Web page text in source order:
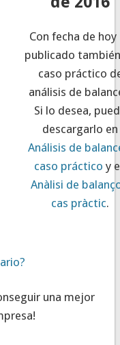
Con fecha de hoy
publicado
caso práctico
análisis de
Si lo desea,
descargarlo en
Análisis de
caso práctico y
Anàlisi de
cas pràctic.
una mejor